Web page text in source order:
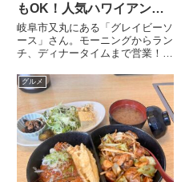
もOK！人気ハワイアンカ
フェ」
岐阜市又丸にある「グレイビーソ
ース」さん。モーニングからラン
チ、ディナータイムまで営業！迷
ペースもあり、大人から子連れま
で、いろんなシーンで利用でき
る、人気のハワイアンカフェで
す。
グルメ